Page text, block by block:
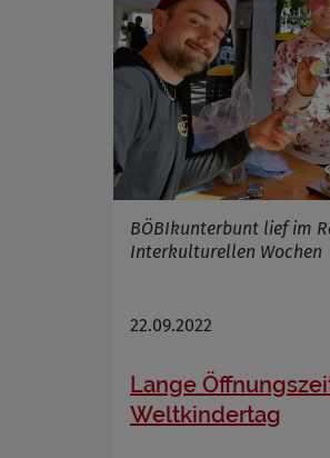
BÖBIkunterbunt lief im
Interkulturellen Wochen
22.09.2022
Lange
Weltkindertag